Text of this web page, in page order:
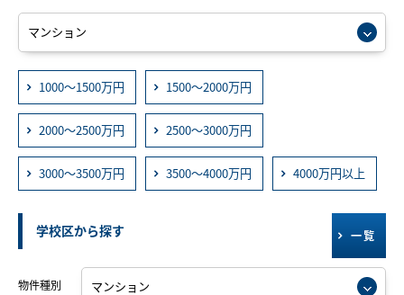
1000～1500万円 1500～2000万円
2000～2500万円 2500～3000万円
3000～3500万円 3500～4000万円 4000万円以上
学校区から探す 一覧
物件種別